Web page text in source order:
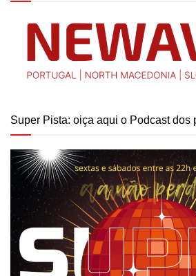
Super Pista: oiça aqui o Podcast dos